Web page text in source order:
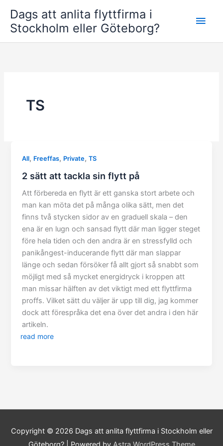
content
Dags att anlita flyttfirma i
Stockholm eller Göteborg?
Main
TS
All, Freeffas, Private,TS
2 sätt att tackla sin flytt på
Att förbereda en flytt är ett ganska stort arbete och
man kan möta det på många olika sätt, men det
finns två stycken sidor av en graduell skala – den
ena är en lugn och sansad flytt där man ligger steget
före hela tiden och den andra är en stressfylld och
panikångest-inducerande flytt där man slappar
länge och sedan försöker få allt gjort så snabbt som
möjligt med så mycket energidryck i kroppen att
man missar hälften av det viktigt med ett flyttfirma
proffs. Vilket sätt du väljer är upp till dig, jag kommer
dock att förespråka det ena över det andra i den här
artikeln.
read more
Copyright © 2026 Dags att anlita flyttfirma i Stockholm eller